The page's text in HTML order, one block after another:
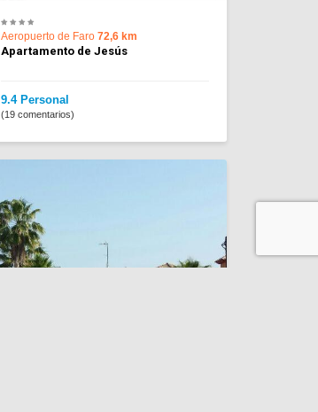
Aeropuerto de Faro 72,6 km
Apartamento de Jesús
9.4 Personal
(19 comentarios)